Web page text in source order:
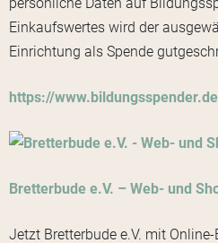
Einkaufswertes wird der
Einrichtung als Spende
https://
Bretterbude e.V. – Web- und
Jetzt Bretterbude e.V. mit